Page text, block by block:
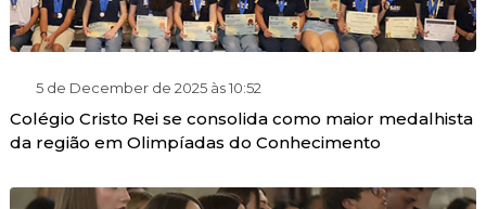
5 de December de 2025 às 10:52
Colégio Cristo Rei se consolida como maior medalhista
da região em Olimpíadas do Conhecimento